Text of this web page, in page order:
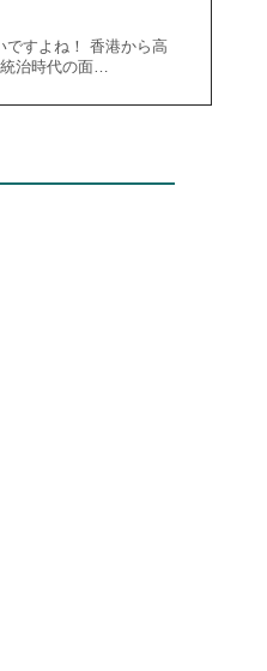
ですよね！ 香港から高
治時代の面…